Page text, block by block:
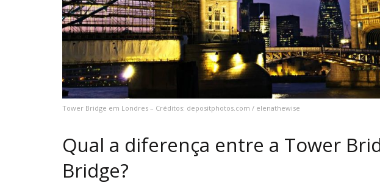
Tower Bridge em Londres – Créditos: depositphotos.com / elenathewise
Qual a diferença entre a Tower
Bridge?